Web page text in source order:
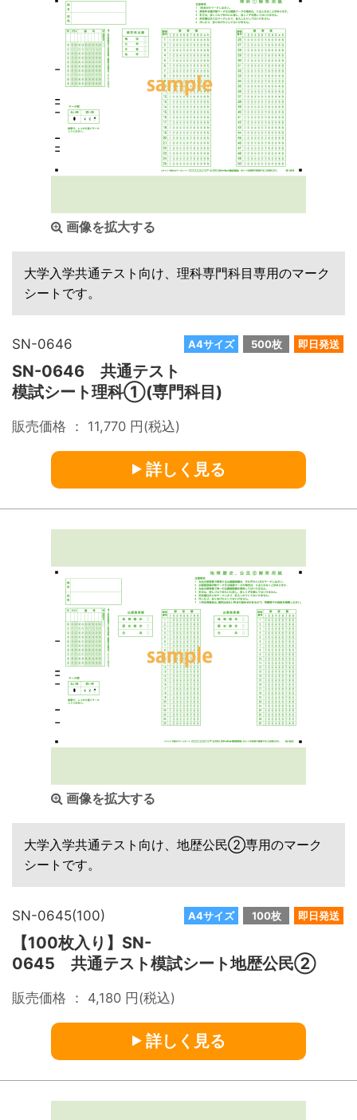
画像を拡大する
大学入学共通テスト向け、理科専門科目専用のマーク
シートです。
A4サイズ 500枚 即日発送
SN-0646
SN-0646 共通テスト
模試シート理科①(専門科目)
販売価格 ： 11,770 円(税込)
詳しく見る
画像を拡大する
大学入学共通テスト向け、地歴公民②専用のマーク
シートです。
A4サイズ 100枚 即日発送
SN-0645(100)
【100枚入り】SN-
0645 共通テスト模試シート地歴公民②
販売価格 ： 4,180 円(税込)
詳しく見る